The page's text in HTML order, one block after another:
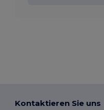
Kontaktieren Sie uns